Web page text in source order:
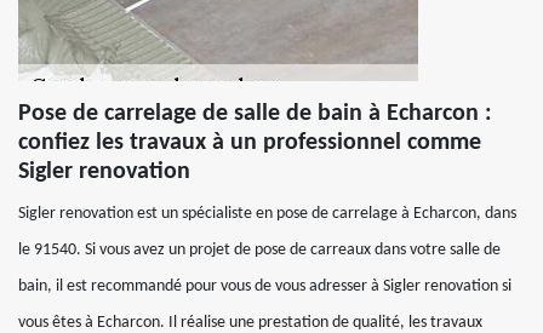
Pose de carrelage de salle de bain à Echarcon :
confiez les travaux à un professionnel comme
Sigler renovation
Sigler renovation est un spécialiste en pose de carrelage à Echarcon, dans
le 91540. Si vous avez un projet de pose de carreaux dans votre salle de
bain, il est recommandé pour vous de vous adresser à Sigler renovation si
vous êtes à Echarcon. Il réalise une prestation de qualité, les travaux